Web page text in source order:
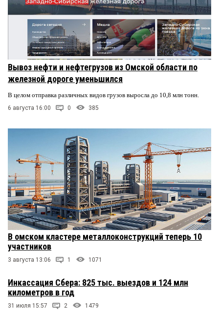
Вывоз нефти и нефтегрузов из Омской области по
железной дороге уменьшился
В целом отправка различных видов грузов выросла до 10,8 млн тонн.
6 августа 16:00 0 385
В омском кластере металлоконструкций теперь 10
участников
3 августа 13:06 1 1071
Инкассация Сбера: 825 тыс. выездов и 124 млн
километров в год
31 июля 15:57 2 1479